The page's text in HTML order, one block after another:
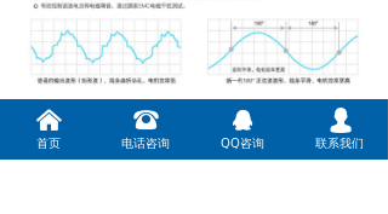
낀
首页
뀰
电话咨询
뀩
QQ咨询
넙
联系我们